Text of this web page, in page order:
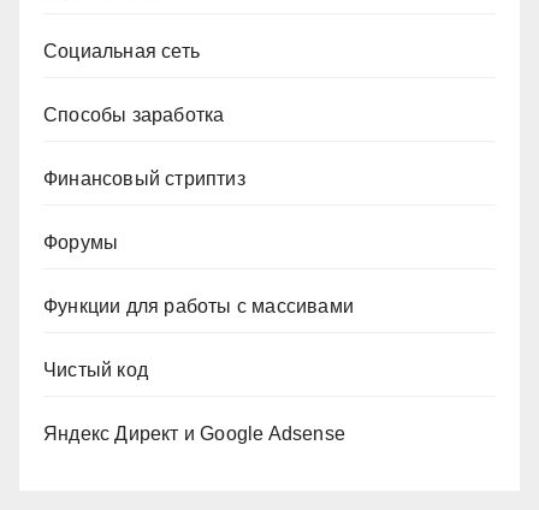
Социальная сеть
Способы заработка
Финансовый стриптиз
Форумы
Функции для работы с массивами
Чистый код
Яндекс Директ и Google Adsense